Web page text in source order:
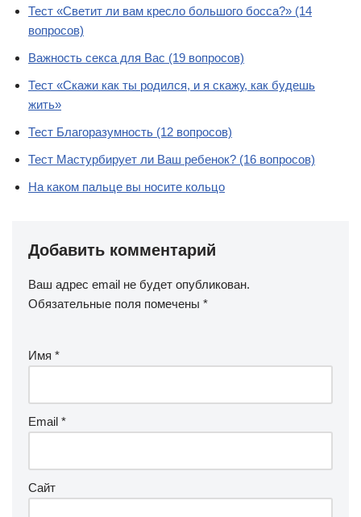
Тест «Светит ли вам кресло большого босса?» (14
вопросов)
Важность секса для Вас (19 вопросов)
Тест «Скажи как ты родился, и я скажу, как будешь
жить»
Тест Благоразумность (12 вопросов)
Тест Мастурбирует ли Ваш ребенок? (16 вопросов)
На каком пальце вы носите кольцо
Добавить комментарий
Ваш адрес email не будет опубликован.
Обязательные поля помечены *
Имя *
Email *
Сайт